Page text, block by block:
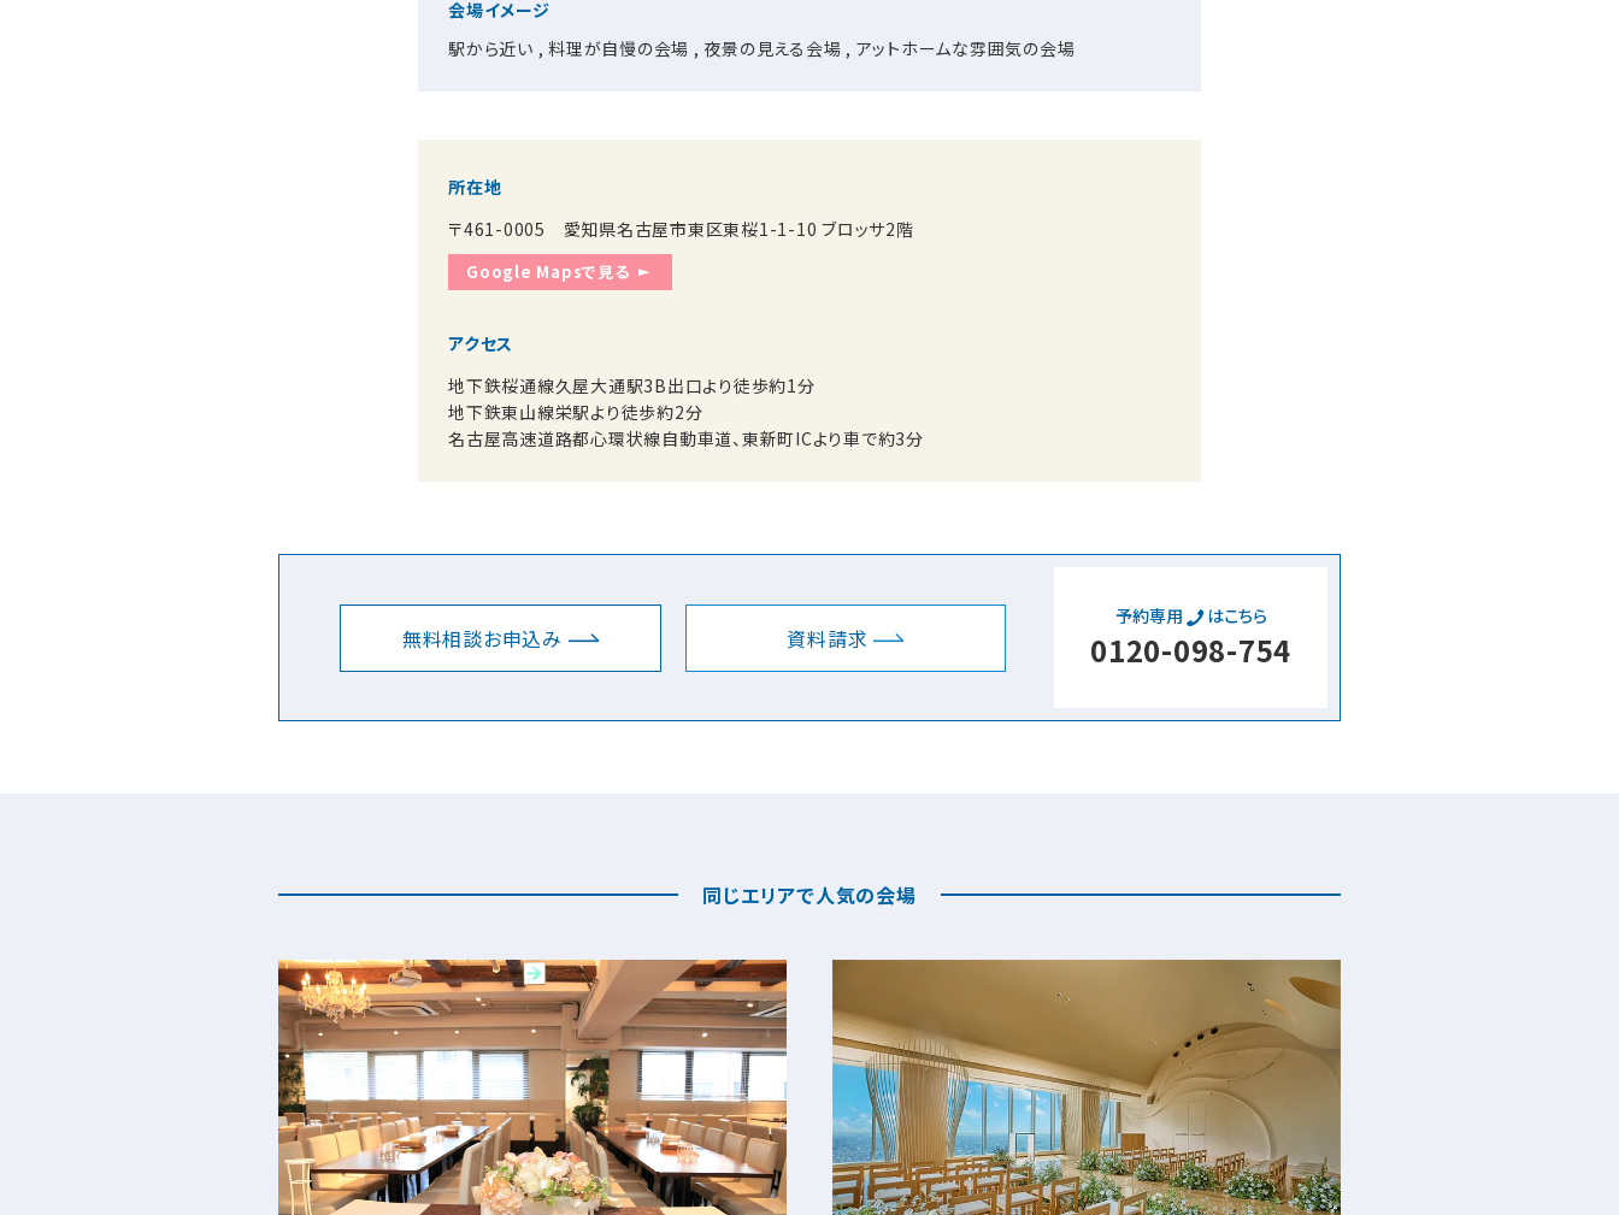
会場イメージ
駅から近い
料理が自慢の会場 夜景の見える会場 アットホームな雰囲気の会場
所在地
〒461-0005 愛知県名古屋市東区東桜1-1-10 ブロッサ2階
Google Mapsで見る
アクセス
地下鉄桜通線久屋大通駅3B出口より徒歩約1分
地下鉄東山線栄駅より徒歩約2分
名古屋高速道路都心環状線自動車道、東新町ICより車で約3分
無料相談お申込み 資料請求
予約専用 はこちら
0120-098-754
同じエリアで人気の会場